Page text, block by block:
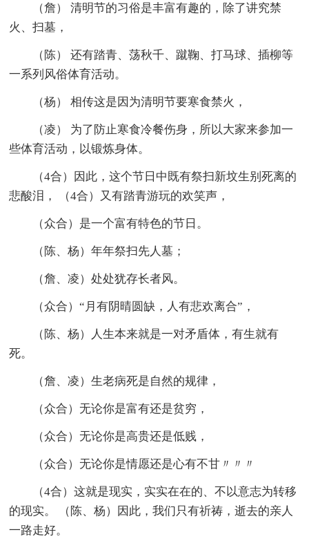
（詹） 清明节的习俗是丰富有趣的，除了讲究禁
火、扫墓，
（陈） 还有踏青、荡秋千、蹴鞠、打马球、插柳等
一系列风俗体育活动。
（杨） 相传这是因为清明节要寒食禁火，
（凌） 为了防止寒食冷餐伤身，所以大家来参加一
些体育活动，以锻炼身体。
（4合）因此，这个节日中既有祭扫新坟生别死离的
悲酸泪， （4合）又有踏青游玩的欢笑声，
（众合）是一个富有特色的节日。
（陈、杨）年年祭扫先人墓；
（詹、凌）处处犹存长者风。
（众合）“月有阴晴圆缺，人有悲欢离合”，
（陈、杨）人生本来就是一对矛盾体，有生就有
死。
（詹、凌）生老病死是自然的规律，
（众合）无论你是富有还是贫穷，
（众合）无论你是高贵还是低贱，
（众合）无论你是情愿还是心有不甘〃〃〃
（4合）这就是现实，实实在在的、不以意志为转移
的现实。 （陈、杨）因此，我们只有祈祷，逝去的亲人
一路走好。